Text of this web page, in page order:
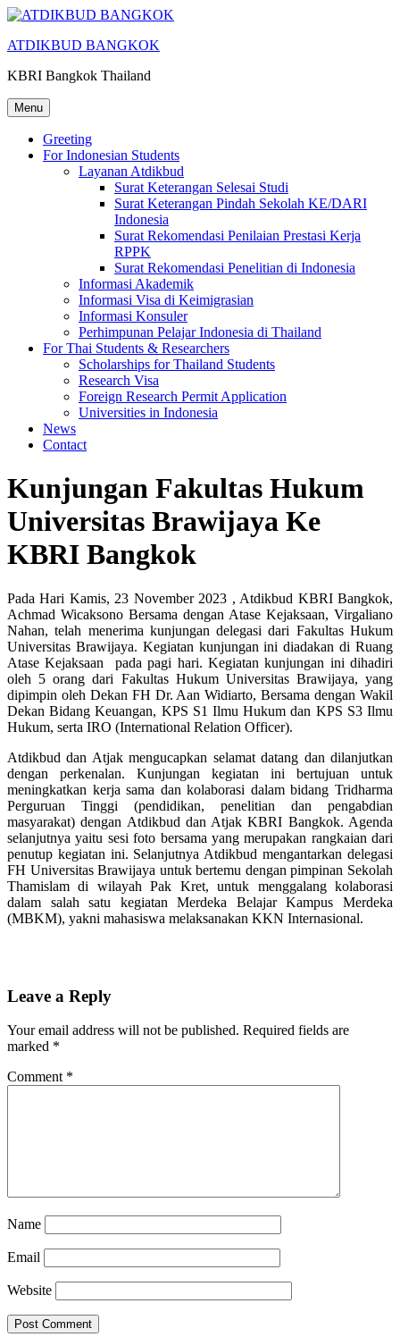
Skip
content
ATDIKBUD BANGKOK
KBRI Bangkok Thailand
Menu
Greeting
For Indonesian Students
Layanan Atdikbud
Surat Keterangan Selesai Studi
Surat Keterangan Pindah Sekolah KE/DARI
Indonesia
Surat Rekomendasi Penilaian Prestasi Kerja
RPPK
Surat Rekomendasi Penelitian di Indonesia
Informasi Akademik
Informasi Visa di Keimigrasian
Informasi Konsuler
Perhimpunan Pelajar Indonesia di Thailand
For Thai Students & Researchers
Scholarships for Thailand Students
Research Visa
Foreign Research Permit Application
Universities in Indonesia
News
Contact
Posted
on
Kunjungan Fakultas Hukum
Universitas Brawijaya Ke
KBRI Bangkok
Pada Hari Kamis, 23 November 2023 , Atdikbud KBRI Bangkok,
Achmad Wicaksono Bersama dengan Atase Kejaksaan, Virgaliano
Nahan, telah menerima kunjungan delegasi dari Fakultas Hukum
Universitas Brawijaya. Kegiatan kunjungan ini diadakan di Ruang
Atase Kejaksaan pada pagi hari. Kegiatan kunjungan ini dihadiri
oleh 5 orang dari Fakultas Hukum Universitas Brawijaya, yang
dipimpin oleh Dekan FH Dr. Aan Widiarto, Bersama dengan Wakil
Dekan Bidang Keuangan, KPS S1 Ilmu Hukum dan KPS S3 Ilmu
Hukum, serta IRO (International Relation Officer).
Atdikbud dan Atjak mengucapkan selamat datang dan dilanjutkan
dengan perkenalan. Kunjungan kegiatan ini bertujuan untuk
meningkatkan kerja sama dan kolaborasi dalam bidang Tridharma
Perguruan Tinggi (pendidikan, penelitian dan pengabdian
masyarakat) dengan Atdikbud dan Atjak KBRI Bangkok. Agenda
selanjutnya yaitu sesi foto bersama yang merupakan rangkaian dari
penutup kegiatan ini. Selanjutnya Atdikbud mengantarkan delegasi
FH Universitas Brawijaya untuk bertemu dengan pimpinan Sekolah
Thamislam di wilayah Pak Kret, untuk menggalang kolaborasi
dalam salah satu kegiatan Merdeka Belajar Kampus Merdeka
(MBKM), yakni mahasiswa melaksanakan KKN Internasional.
Leave a Reply
Your email address will not be published. Required fields are
marked *
Comment *
Name
Email
Website